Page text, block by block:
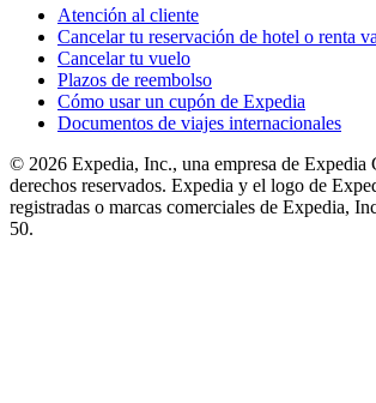
Atención al cliente
Cancelar tu reservación de hotel o renta
Cancelar tu vuelo
Plazos de reembolso
Cómo usar un cupón de Expedia
Documentos de viajes internacionales
© 2026 Expedia, Inc., una empresa de Expedia
derechos reservados. Expedia y el logo de
registradas o marcas comerciales de Expedia,
50.